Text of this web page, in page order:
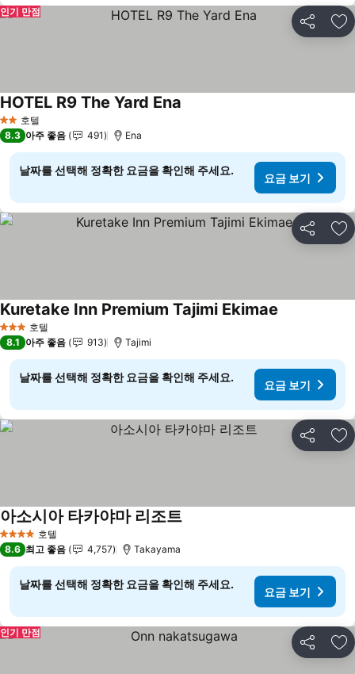
공유 즐
인기 만점
2 성급호텔
HOTEL R9 The Yard Ena
8.3 아주 좋음 491 Ena
날짜를 선택해 정확한 요금을 확인해 주세요.
요금 보기
공유 즐
3 성급 호텔
Kuretake Inn Premium Tajimi Ekimae
8.1 아주 좋음 913 Tajimi
날짜를 선택해 정확한 요금을 확인해 주세요.
요금 보기
공유 즐
4 성급 호텔
아소시아 타카야마 리조트
8.6 최고 좋음 4,757 Takayama
날짜를 선택해 정확한 요금을 확인해 주세요.
요금 보기
공유 즐
인기 만점